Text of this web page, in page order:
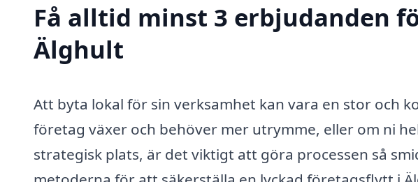
Få alltid minst 3 erbjudanden
Älghult
Att byta lokal för sin verksamhet kan vara en stor och
företag växer och behöver mer utrymme, eller om ni
strategisk plats, är det viktigt att göra processen så